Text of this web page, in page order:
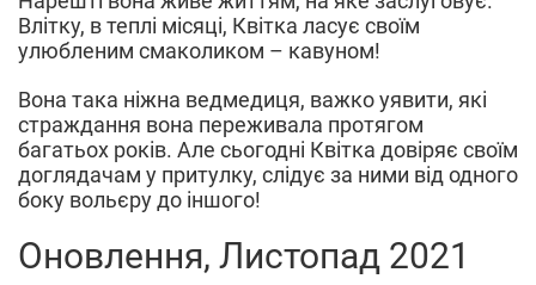
Влітку, в теплі місяці, Квітка ласує своїм
улюбленим смаколиком – кавуном!
Вона така ніжна ведмедиця, важко уявити, які
страждання вона переживала протягом
багатьох років. Але сьогодні Квітка довіряє своїм
доглядачам у притулку, слідує за ними від одного
боку вольєру до іншого!
Оновлення, Листопад 2021